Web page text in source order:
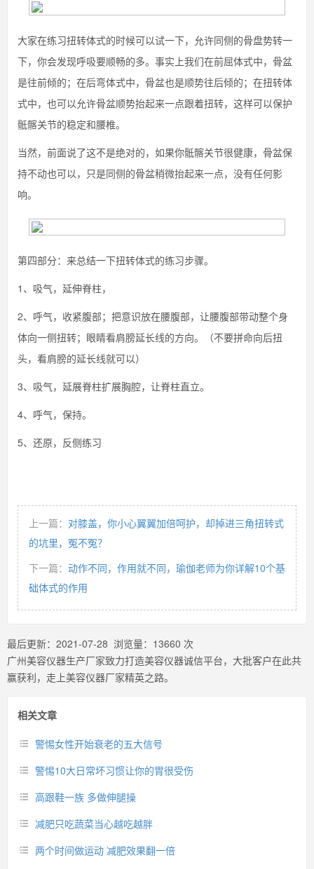
大家在练习扭转体式的时候可以试一下，允许同侧的骨盘势转一
下，你会发现呼吸要顺畅的多。事实上我们在前屈体式中，骨盆
是往前倾的；在后弯体式中，骨盆也是顺势往后倾的；在扭转体
式中，也可以允许骨盆顺势抬起来一点跟着扭转，这样可以保护
骶髂关节的稳定和腰椎。
当然，前面说了这不是绝对的，如果你骶髂关节很健康，骨盆保
持不动也可以，只是同侧的骨盆稍微抬起来一点，没有任何影
响。
第四部分：来总结一下扭转体式的练习步骤。
1、吸气，延伸脊柱，
2、呼气，收紧腹部；把意识放在腰腹部，让腰腹部带动整个身
体向一侧扭转；眼睛看肩膀延长线的方向。（不要拼命向后扭
头，看肩膀的延长线就可以）
3、吸气，延展脊柱扩展胸腔，让脊柱直立。
4、呼气，保持。
5、还原，反侧练习
上一篇： 对膝盖，你小心翼翼加倍呵护，却掉进三角扭转式
的坑里，冤不冤？
下一篇： 动作不同，作用就不同，瑜伽老师为你详解10个基
础体式的作用
最后更新： 2021-07-28 浏览量： 13660 次
广州美容仪器生产厂家致力打造美容仪器诚信平台，大批客户在此共
赢获利，走上美容仪器厂家精英之路。
相关文章
警惕女性开始衰老的五大信号
警惕10大日常坏习惯让你的胃很受伤
高跟鞋一族 多做伸腿操
减肥只吃蔬菜当心越吃越胖
两个时间做运动 减肥效果翻一倍